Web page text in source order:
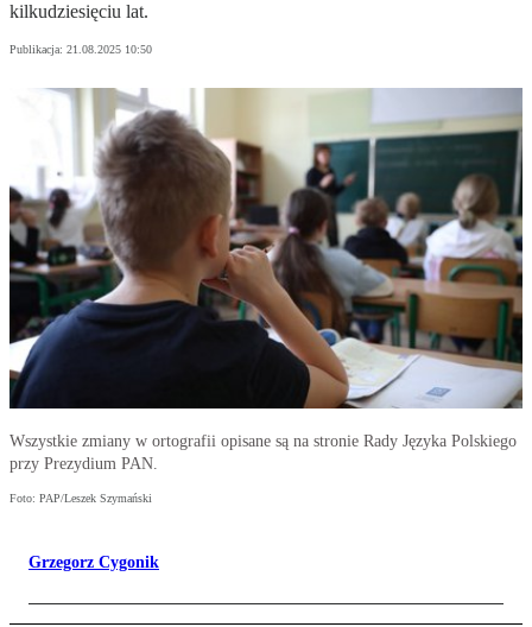
kilkudziesięciu lat.
Publikacja: 21.08.2025 10:50
Wszystkie zmiany w ortografii opisane są na stronie Rady Języka Polskiego
przy Prezydium PAN.
Foto: PAP/Leszek Szymański
Grzegorz Cygonik